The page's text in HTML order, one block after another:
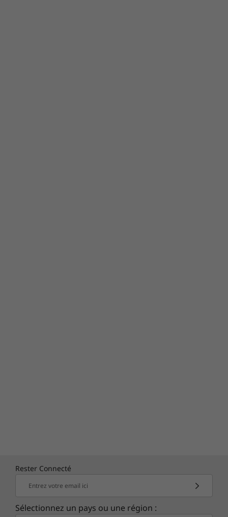
Rester Connecté
Entrez votre email ici
Sélectionnez un pays ou une région :